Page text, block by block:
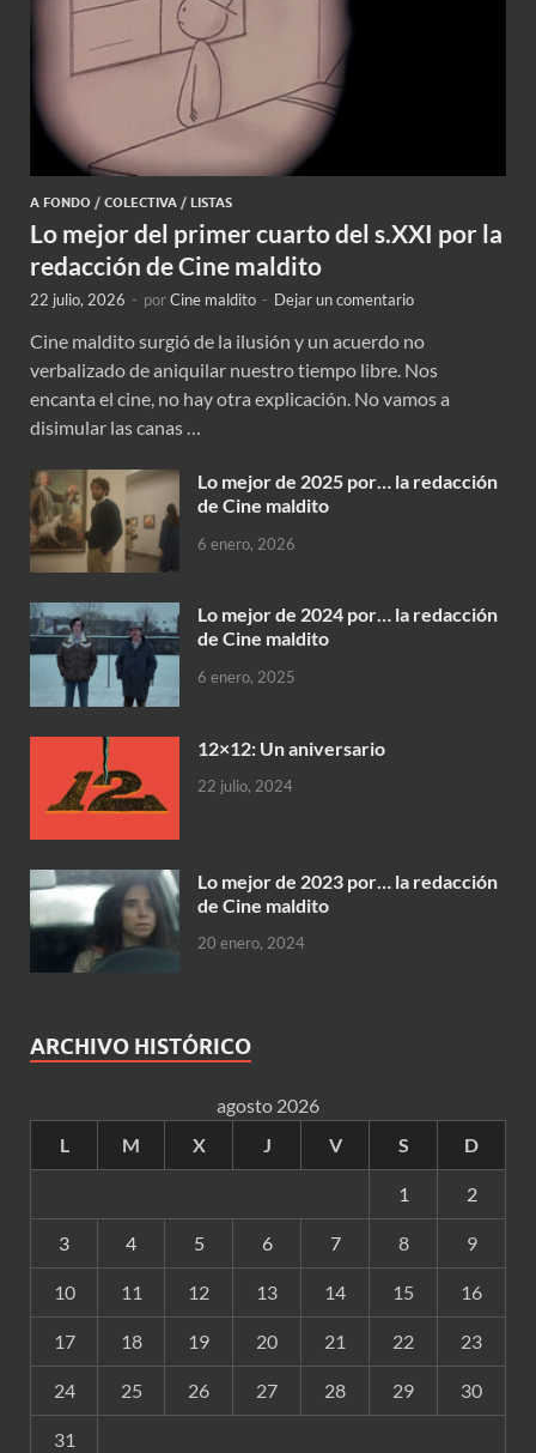
A FONDO / COLECTIVA / LISTAS
Lo mejor del primer cuarto del s.XXI por la
redacción de Cine maldito
22 julio, 2026 - porCine maldito - Dejar un comentario
Cine maldito surgió de la ilusión y un acuerdo no
verbalizado de aniquilar nuestro tiempo libre. Nos
encanta el cine, no hay otra explicación. No vamos a
disimular las canas …
Lo mejor de 2025 por… la redacción
de Cine maldito
6 enero, 2026
Lo mejor de 2024 por… la redacción
de Cine maldito
6 enero, 2025
12×12: Un aniversario
22 julio, 2024
Lo mejor de 2023 por… la redacción
de Cine maldito
20 enero, 2024
ARCHIVO HISTÓRICO
agosto 2026
L
M X J V S D
1 2
3 4 5 6 7 8 9
10 11 12 13 14 15 16
17 18 19 20 21 22 23
24 25 26 27 28 29 30
31